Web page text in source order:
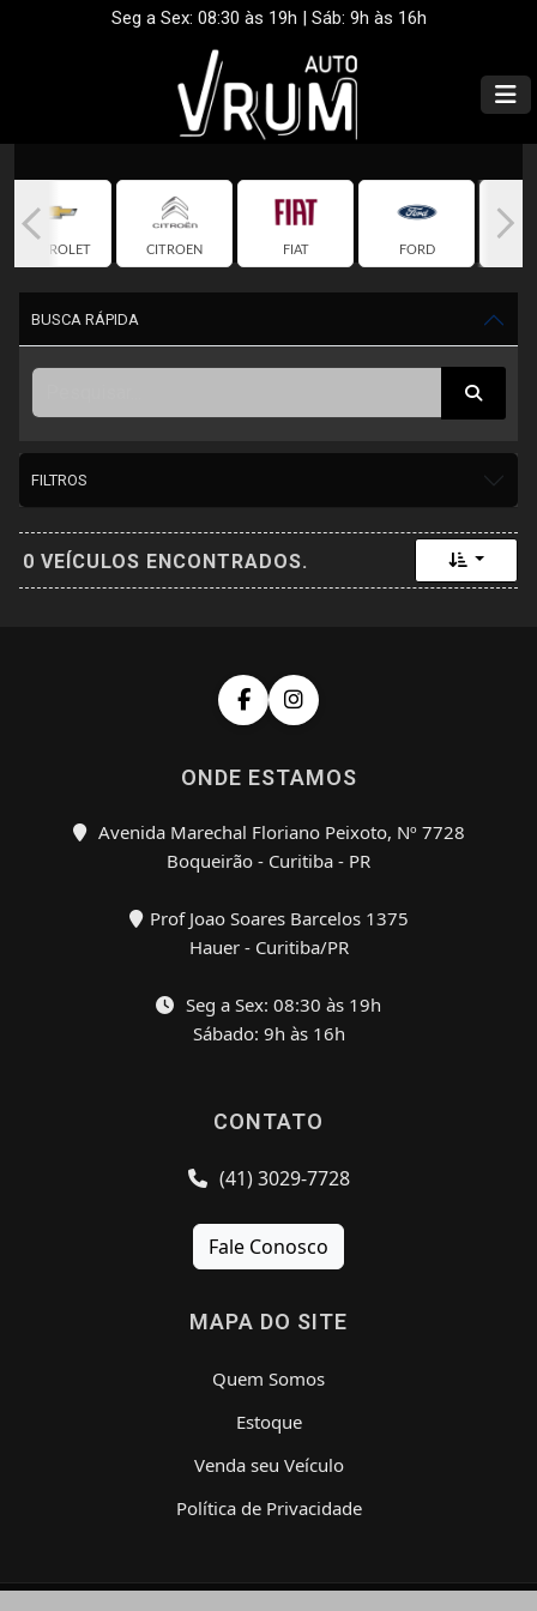
Seg a Sex: 08:30 às 19h | Sáb: 9h às 16h
CHEVROLET CITROEN FIAT FORD
BUSCA RÁPIDA
FILTROS
0 VEÍCULOS ENCONTRADOS. Toggle
ONDE ESTAMOS
Avenida Marechal Floriano Peixoto, Nº 7728
Boqueirão - Curitiba - PR
Prof Joao Soares Barcelos 1375
Hauer - Curitiba/PR
Seg a Sex: 08:30 às 19h
Sábado: 9h às 16h
CONTATO
(41) 3029-7728
Fale Conosco
MAPA DO SITE
Quem Somos
Estoque
Venda seu Veículo
Política de Privacidade